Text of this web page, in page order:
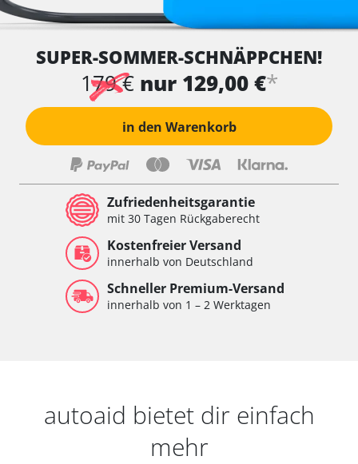
SUPER-SOMMER-SCHNÄPPCHEN!
179 € nur 129,00 €*
in den Warenkorb
Zufriedenheitsgarantie
mit 30 Tagen Rückgaberecht
Kostenfreier Versand
innerhalb von Deutschland
Schneller Premium-Versand
innerhalb von 1 – 2 Werktagen
autoaid bietet dir einfach
mehr